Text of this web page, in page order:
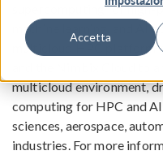
Accetta
supercomputing for
machine learning, and AI
multicloud HPC platform
multicloud environment,
computing for HPC and
sciences, aerospace,
industries. For more